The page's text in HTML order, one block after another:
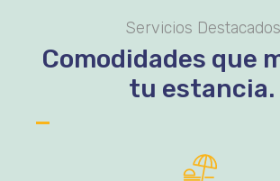
Servicios Destacados
Comodidades que
tu estancia.